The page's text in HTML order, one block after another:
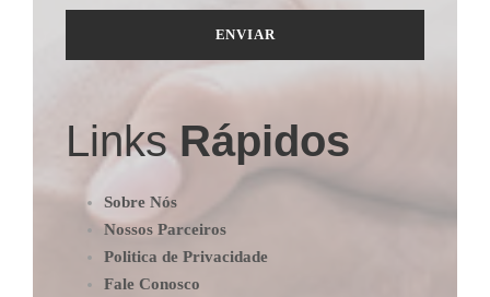
Links Rápidos
Sobre Nós
Nossos Parceiros
Politica de Privacidade
Fale Conosco